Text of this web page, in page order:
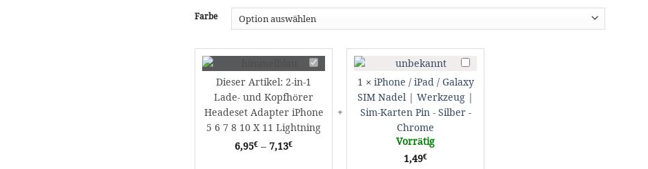
Farbe
2-
in-
Lade-
und
Kopfhörer
Dieser Artikel: 2-in-1
Lade- und Kopfhörer
Headeset Adapter iPhone
5 6 7 8 10 X 11 Lightning
6,95€ – 7,13€
iPhone
iPad
/
Galaxy
1 × iPhone / iPad / Galaxy
SIM Nadel | Werkzeug |
Sim-Karten Pin - Silber -
Chrome
Vorrätig
1,49€